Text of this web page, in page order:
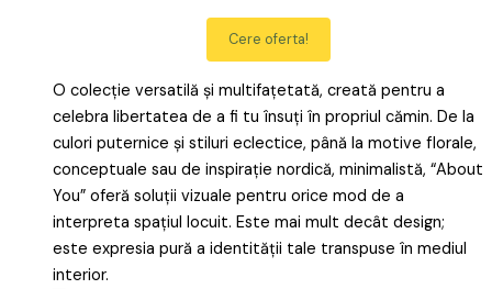
Cere oferta!
O colecție versatilă și multifațetată, creată pentru a
celebra libertatea de a fi tu însuți în propriul cămin. De la
culori puternice și stiluri eclectice, până la motive florale,
conceptuale sau de inspirație nordică, minimalistă, “About
You” oferă soluții vizuale pentru orice mod de a
interpreta spațiul locuit. Este mai mult decât design;
este expresia pură a identității tale transpuse în mediul
interior.